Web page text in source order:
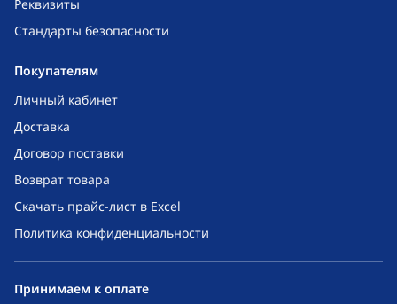
Реквизиты
Стандарты безопасности
Покупателям
Личный кабинет
Доставка
Договор поставки
Возврат товара
Скачать прайс-лист в Excel
Политика конфиденциальности
Принимаем к оплате